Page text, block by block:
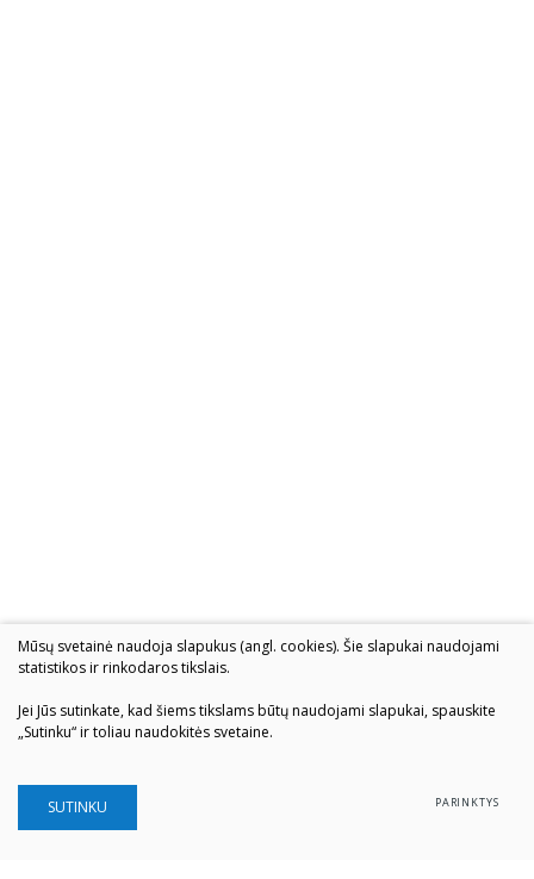
Mūsų svetainė naudoja slapukus (angl. cookies). Šie slapukai naudojami
statistikos ir rinkodaros tikslais.
Jei Jūs sutinkate, kad šiems tikslams būtų naudojami slapukai, spauskite
„Sutinku“ ir toliau naudokitės svetaine.
SUTINKU PARINKTYS